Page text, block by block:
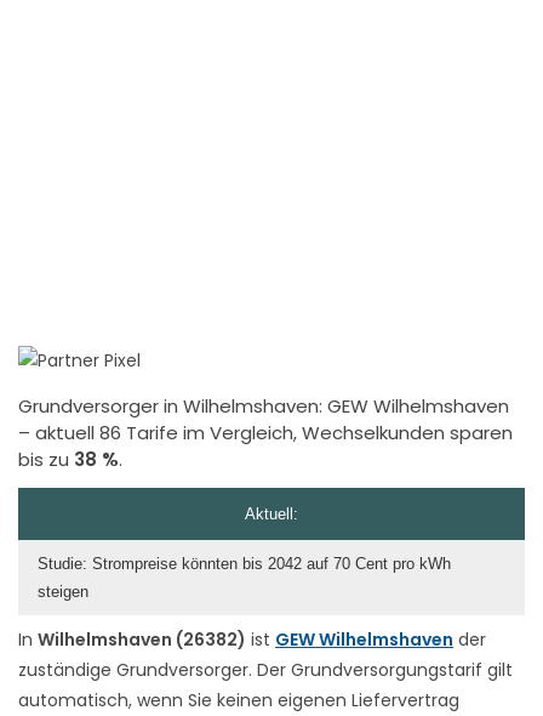
Grundversorger in Wilhelmshaven: GEW Wilhelmshaven
– aktuell 86 Tarife im Vergleich, Wechselkunden sparen
bis zu 38 %.
In Wilhelmshaven (26382) ist GEW Wilhelmshaven der
zuständige Grundversorger. Der Grundversorgungstarif gilt
automatisch, wenn Sie keinen eigenen Liefervertrag
Aktuell:
Studie: Strompreise könnten bis 2042 auf 70 Cent pro kWh
steigen